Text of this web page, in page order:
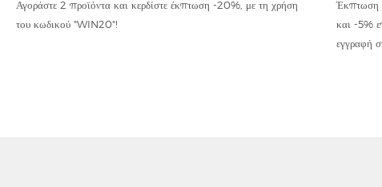
Αγοράστε 2 προϊόντα και κερδίστε έκπτωση -20%, με τη χρήση
του κωδικού "WIN20"!
Έκπτωση -
και -5%
εγγραφή